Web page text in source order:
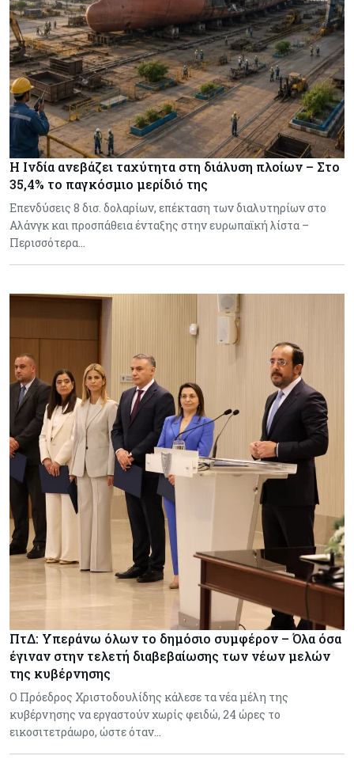
Η Ινδία ανεβάζει ταχύτητα στη διάλυση πλοίων – Στο
35,4% το παγκόσμιο μερίδιό της
Επενδύσεις 8 δισ. δολαρίων, επέκταση των διαλυτηρίων στο
Αλάνγκ και προσπάθεια ένταξης στην ευρωπαϊκή λίστα –
Περισσότερα…
ΠτΔ: Υπεράνω όλων το δημόσιο συμφέρον – Όλα όσα
έγιναν στην τελετή διαβεβαίωσης των νέων μελών
της κυβέρνησης
Ο Πρόεδρος Χριστοδουλίδης κάλεσε τα νέα μέλη της
κυβέρνησης να εργαστούν χωρίς φειδώ, 24 ώρες το
εικοσιτετράωρο, ώστε όταν…